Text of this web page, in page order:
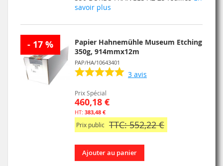
LISTE
savoir plus
- 17 %
Papier Hahnemühle Museum Etching
350g, 914mmx12m
PAP/HA/10643401
3 avis
Prix Spécial
460,18 €
383,48 €
Prix public TTC: 552,22 €
Ajouter au panier